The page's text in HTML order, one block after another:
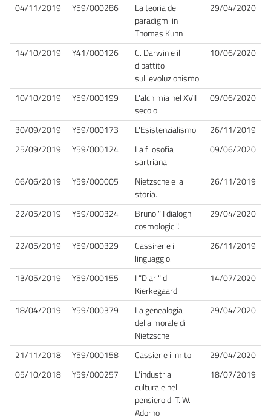
04/11/2019 Y59/000286
La teoria dei
paradigmi in
Thomas Kuhn
29/04/2020
14/10/2019 Y41/000126
C. Darwin e il
dibattito
sull'evoluzionismo
10/06/2020
10/10/2019 Y59/000199
L'alchimia nel XVII
secolo.
09/06/2020
30/09/2019 Y59/000173 L'Esistenzialismo
26/11/2019
25/09/2019
Y59/000124
La filosofia
sartriana
09/06/2020
06/06/2019 Y59/000005
Nietzsche e la
storia.
26/11/2019
22/05/2019 Y59/000324
Bruno " I dialoghi
cosmologici".
29/04/2020
22/05/2019 Y59/000329
Cassirer e il
linguaggio.
26/11/2019
13/05/2019 Y59/000155
I "Diari" di
Kierkegaard
14/07/2020
18/04/2019 Y59/000379
La genealogia
della morale di
Nietzsche
29/04/2020
21/11/2018 Y59/000158 Cassier e il mito
29/04/2020
05/10/2018
Y59/000257
L'industria
culturale nel
pensiero di T. W.
Adorno
18/07/2019